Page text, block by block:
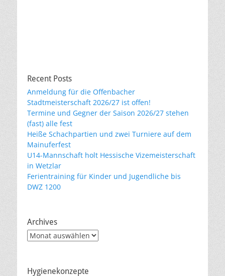
Recent Posts
Anmeldung für die Offenbacher
Stadtmeisterschaft 2026/27 ist offen!
Termine und Gegner der Saison 2026/27 stehen
(fast) alle fest
Heiße Schachpartien und zwei Turniere auf dem
Mainuferfest
U14-Mannschaft holt Hessische Vizemeisterschaft
in Wetzlar
Ferientraining für Kinder und Jugendliche bis
DWZ 1200
Archives
Archives
Hygienekonzepte